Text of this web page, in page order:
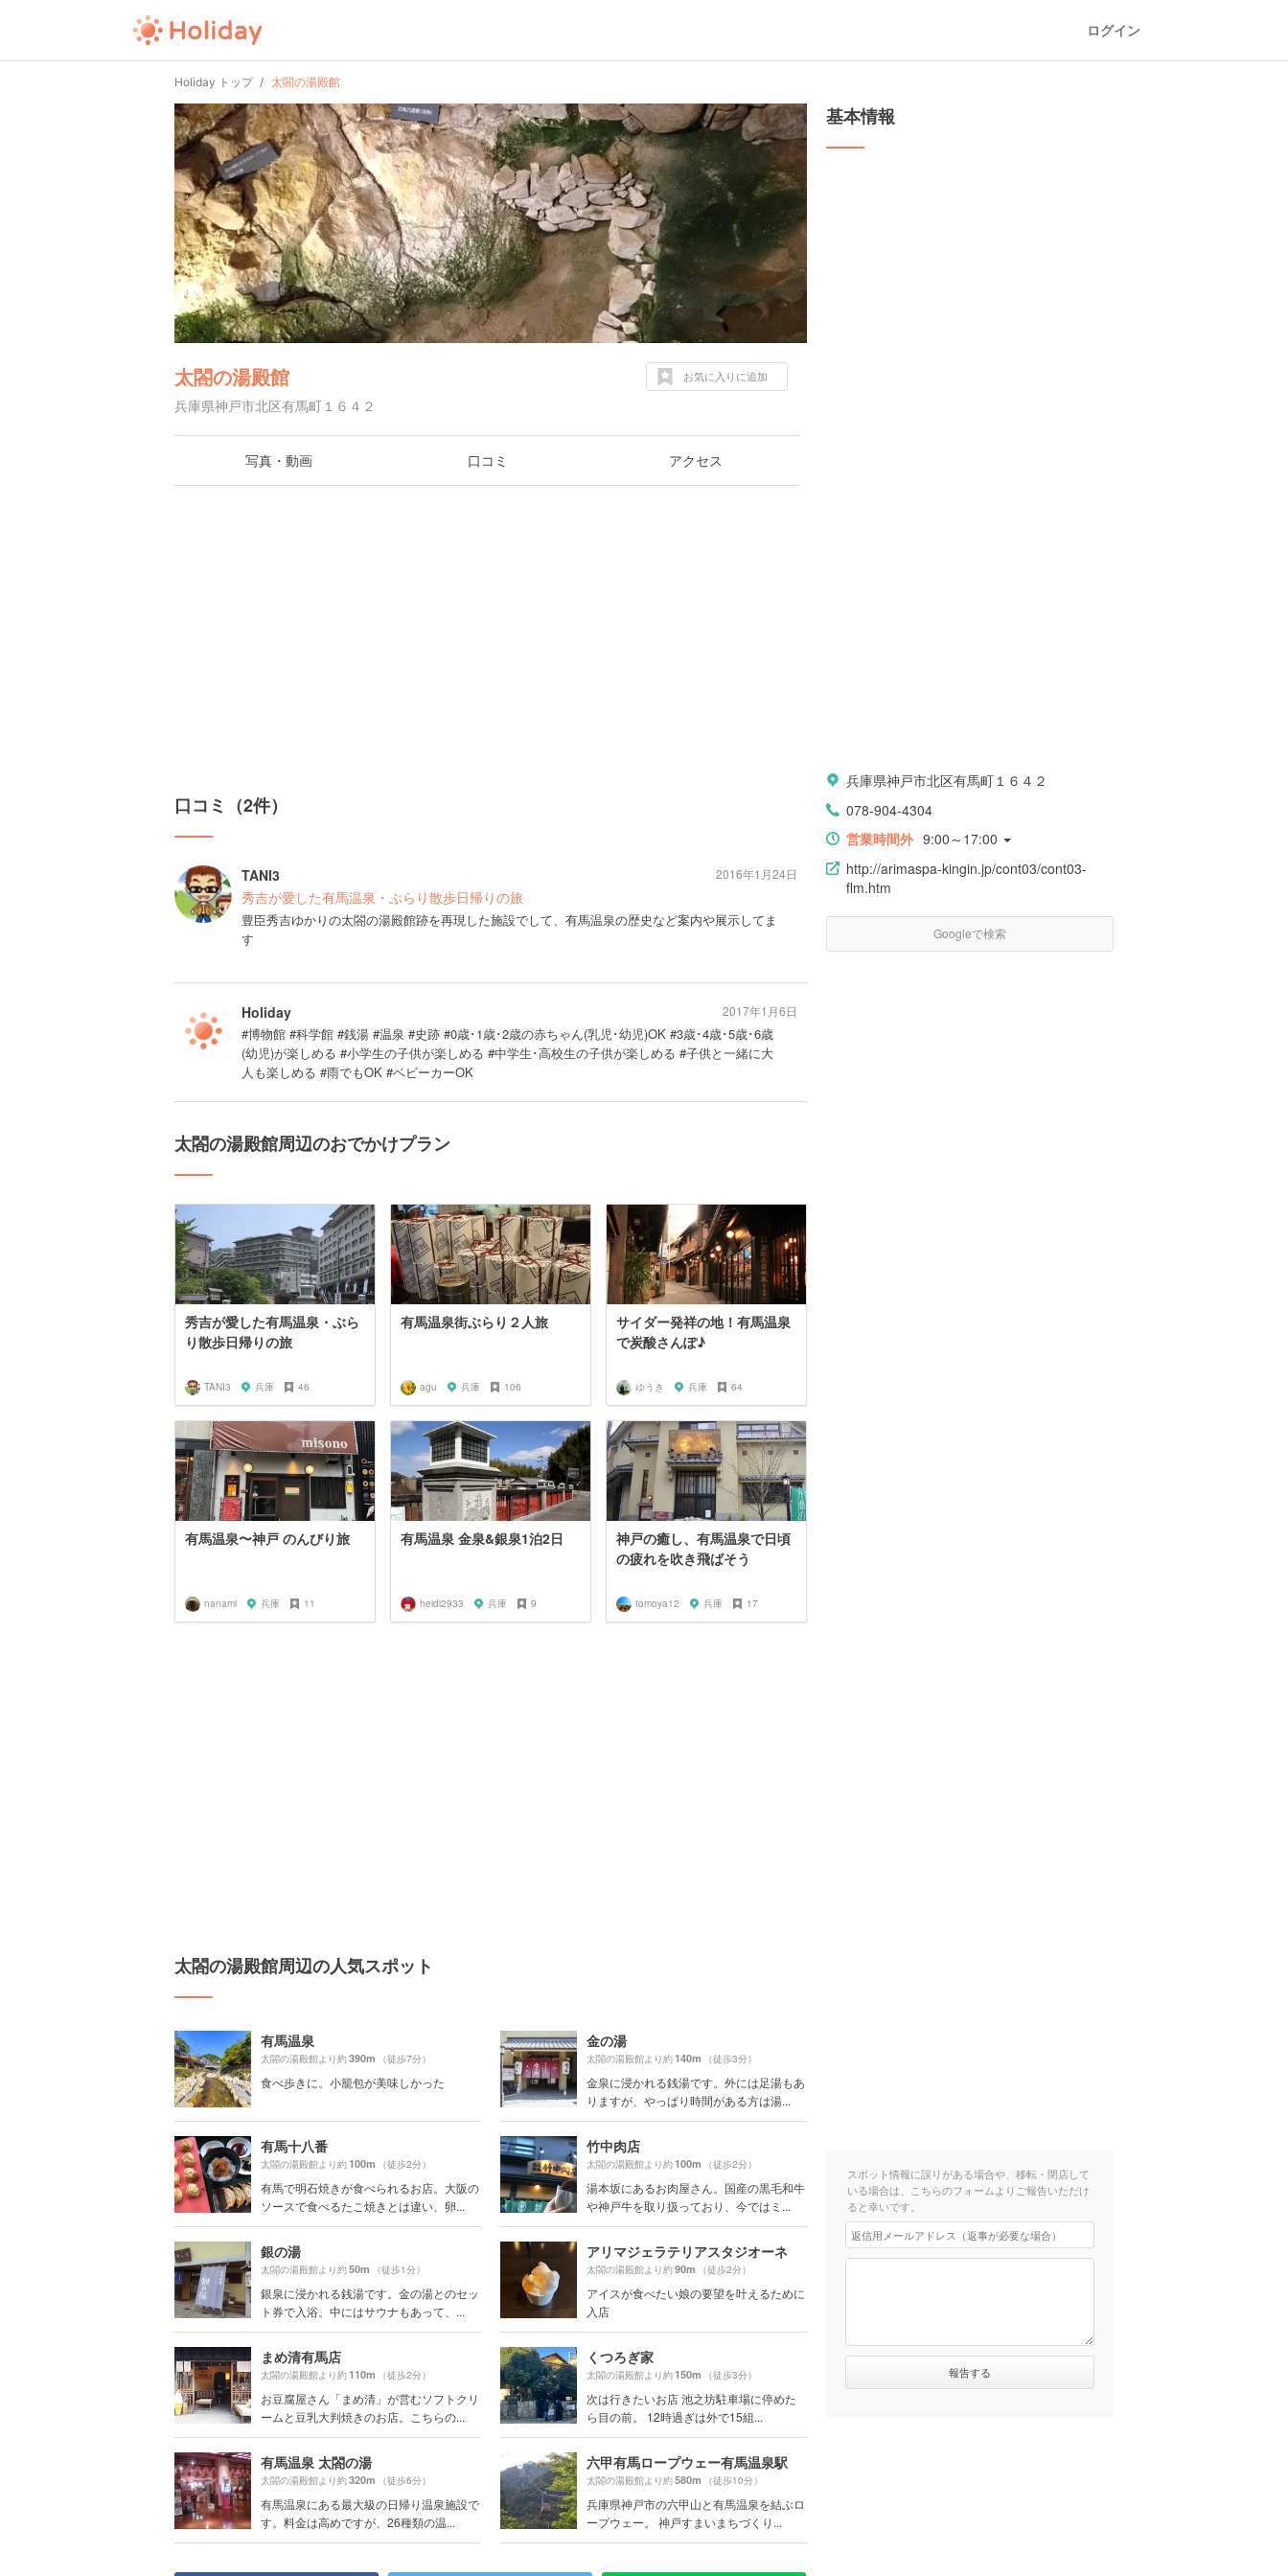
ログイン
Holiday トップ 太閤の湯殿館
太閤の湯殿館
兵庫県神戸市北区有馬町１６４２
お気に入りに追加
写真・動画 口コミ アクセス
口コミ（2件）
TANI3
秀吉が愛した有馬温泉・ぶらり散歩日帰りの旅
豊臣秀吉ゆかりの太閤の湯殿館跡を再現した施設でして、有馬温泉の歴史など案内や展示してま
す
2016年1月24日
Holiday
#博物館 #科学館 #銭湯 #温泉 #史跡 #0歳･1歳･2歳の赤ちゃん(乳児･幼児)OK #3歳･4歳･5歳･6歳
(幼児)が楽しめる #小学生の子供が楽しめる #中学生･高校生の子供が楽しめる #子供と一緒に大
人も楽しめる #雨でもOK #ベビーカーOK
2017年1月6日
太閤の湯殿館周辺のおでかけプラン
秀吉が愛した有馬温泉・ぶら
り散歩日帰りの旅
TANI3 兵庫 46
有馬温泉街ぶらり２人旅
agu 兵庫 106
サイダー発祥の地！有馬温泉
で炭酸さんぽ♪
ゆうき 兵庫 64
有馬温泉〜神戸 のんびり旅
nanami 兵庫 11
有馬温泉 金泉&銀泉1泊2日
heidi2933 兵庫 9
神戸の癒し、有馬温泉で日頃
の疲れを吹き飛ばそう
tomoya12 兵庫 17
太閤の湯殿館周辺の人気スポット
有馬温泉
太閤の湯殿館より約390m （徒歩7分）
食べ歩きに。小籠包が美味しかった
金の湯
太閤の湯殿館より約140m （徒歩3分）
金泉に浸かれる銭湯です。外には足湯もあ
りますが、やっぱり時間がある方は湯...
有馬十八番
太閤の湯殿館より約100m （徒歩2分）
有馬で明石焼きが食べられるお店。大阪の
ソースで食べるたこ焼きとは違い、卵...
竹中肉店
太閤の湯殿館より約100m （徒歩2分）
湯本坂にあるお肉屋さん。国産の黒毛和牛
や神戸牛を取り扱っており、今ではミ...
銀の湯
太閤の湯殿館より約50m （徒歩1分）
銀泉に浸かれる銭湯です。金の湯とのセッ
ト券で入浴。中にはサウナもあって、...
アリマジェラテリアスタジオーネ
太閤の湯殿館より約90m （徒歩2分）
アイスが食べたい娘の要望を叶えるために
入店
まめ清有馬店
太閤の湯殿館より約110m （徒歩2分）
お豆腐屋さん「まめ清」が営むソフトクリ
ームと豆乳大判焼きのお店。こちらの...
くつろぎ家
太閤の湯殿館より約150m （徒歩3分）
次は行きたいお店 池之坊駐車場に停めた
ら目の前。 12時過ぎは外で15組...
有馬温泉 太閤の湯
太閤の湯殿館より約320m （徒歩6分）
有馬温泉にある最大級の日帰り温泉施設で
す。料金は高めですが、26種類の温...
六甲有馬ロープウェー有馬温泉駅
太閤の湯殿館より約580m （徒歩10分）
兵庫県神戸市の六甲山と有馬温泉を結ぶロ
ープウェー。 神戸すまいまちづくり...
基本情報
兵庫県神戸市北区有馬町１６４２
078-904-4304
営業時間外 9:00～17:00
http://arimaspa-kingin.jp/cont03/cont03-
flm.htm
Googleで検索
スポット情報に誤りがある場合や、移転・閉店して
いる場合は、こちらのフォームよりご報告いただけ
ると幸いです。